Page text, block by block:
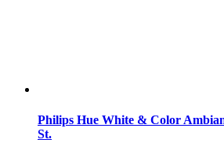
Philips Hue White & Color
St.